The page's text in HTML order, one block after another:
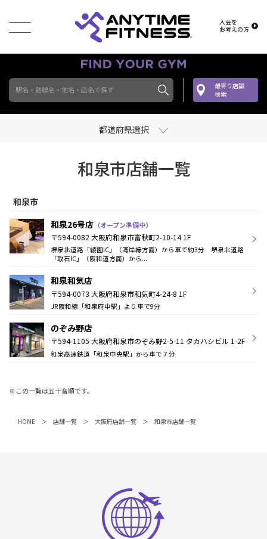
入会を
お考えの方
駅名・路線名・地名・店名で探す
最寄り店舗
検索
都道府県選択
和泉市店舗一覧
和泉市
和泉26号店 （オープン準備中）
〒594-0082 大阪府和泉市富秋町2-10-14 1F
堺泉北道路「綾園IC」（湾岸線方面）から車で約3分 堺泉北道路
「取石IC」（阪和道方面）から...
和泉和気店
〒594-0073 大阪府和泉市和気町4-24-8 1F
JR阪和線「和泉府中駅」より車で9分
のぞみ野店
〒594-1105 大阪府和泉市のぞみ野2-5-11 タカハシビル 1-2F
和泉高速鉄道「和泉中央駅」から車で７分
※この一覧は五十音順です。
HOME 店舗一覧 大阪府店舗一覧 和泉市店舗一覧